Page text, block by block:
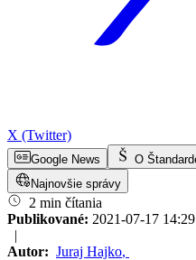
X (Twitter)
Google News O
Najnovšie správy
2 min čítania
Publikované: 2021-07-17
|
Autor: Juraj Hajko,